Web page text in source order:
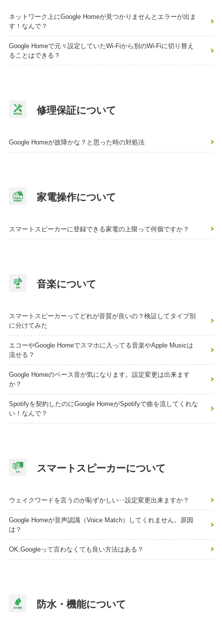
ネットワーク上にGoogle Homeが見つかりませんとエラーが出ま
す！なんで？
Google Homeで元々設定していたWi-Fiから別のWi-Fiに切り替え
ることはできる？
修理保証について
Google Homeが故障かな？と思った時の対処法
家電操作について
スマートスピーカーに登録できる家電の上限って何個ですか？
音楽について
スマートスピーカーってどれが音質が良いの？検証してタイプ別
に分けてみた
エコーやGoogle Homeでスマホに入ってる音楽やApple Musicは
流せる？
Google Homeのベース音が気になります。設定変更は出来ます
か？
Spotifyを契約したのにGoogle HomeがSpotifyで曲を流してくれな
い！なんで？
スマートスピーカーについて
ウェイクワードを言うのが恥ずかしい‥設定変更出来ますか？
Google Homeが音声認識（Voice Match）してくれません。原因
は？
OK,Googleって言わなくても良い方法はある？
防水・機能について